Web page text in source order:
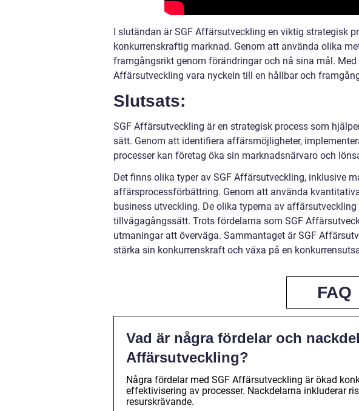
I slutändan är SGF Affärsutveckling en viktig strategisk
konkurrenskraftig marknad. Genom att använda olika
framgångsrikt genom förändringar och nå sina mål.
Affärsutveckling vara nyckeln till en hållbar och
Slutsats:
SGF Affärsutveckling är en strategisk process som
sätt. Genom att identifiera affärsmöjligheter,
processer kan företag öka sin marknadsnärvaro och
Det finns olika typer av SGF Affärsutveckling, inklusive
affärsprocessförbättring. Genom att använda
business utveckling. De olika typerna av
tillvägagångssätt. Trots fördelarna som SGF
utmaningar att överväga. Sammantaget är SGF
stärka sin konkurrenskraft och växa på en
FAQ
Vad är några fördelar och
Affärsutveckling?
Några fördelar med SGF Affärsutveckling är ökad
effektivisering av processer. Nackdelarna inkluderar
resurskrävande.